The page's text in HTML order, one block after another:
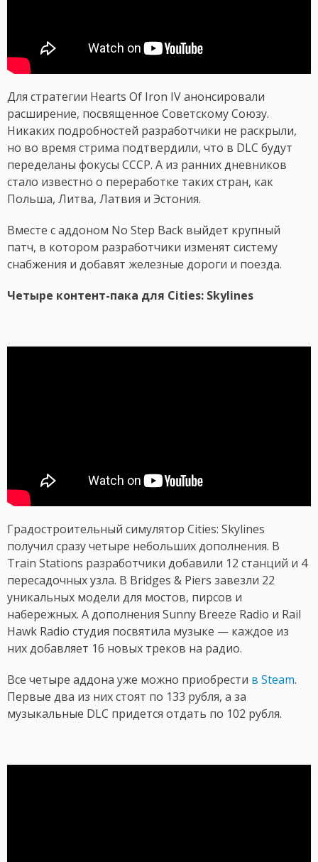
Для стратегии Hearts Of Iron IV анонсировали
расширение, посвященное Советскому Союзу.
Никаких подробностей разработчики не раскрыли,
но во время стрима подтвердили, что в DLC будут
переделаны фокусы СССР. А из ранних дневников
стало известно о переработке таких стран, как
Польша, Литва, Латвия и Эстония.
Вместе с аддоном No Step Back выйдет крупный
патч, в котором разработчики изменят систему
снабжения и добавят железные дороги и поезда.
Четыре контент-пака для Cities: Skylines
Градостроительный симулятор Cities: Skylines
получил сразу четыре небольших дополнения. В
Train Stations разработчики добавили 12 станций и 4
пересадочных узла. В Bridges & Piers завезли 22
уникальных модели для мостов, пирсов и
набережных. А дополнения Sunny Breeze Radio и Rail
Hawk Radio студия посвятила музыке — каждое из
них добавляет 16 новых треков на радио.
Все четыре аддона уже можно приобрести в Steam.
Первые два из них стоят по 133 рубля, а за
музыкальные DLC придется отдать по 102 рубля.